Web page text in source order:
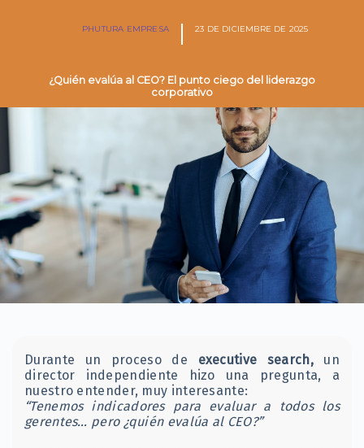
PHUTURA EMPRESA 23 DE DICIEMBRE DE 2025
¿Quién evalúa al CEO? El punto ciego del liderazgo
corporativo
Durante un proceso de executive search, un
director independiente hizo una pregunta, a
nuestro entender, muy interesante:
“Tenemos indicadores para evaluar a todos los
gerentes… pero ¿quién evalúa al CEO?”